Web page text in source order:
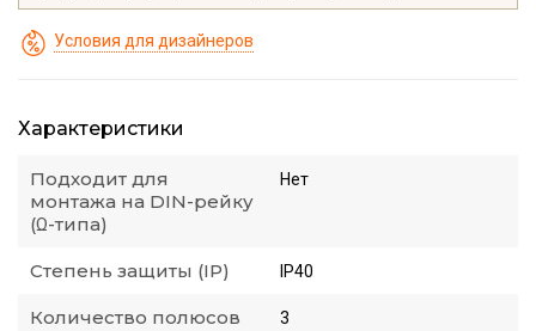
Условия для дизайнеров
Характеристики
Подходит для
монтажа на DIN-рейку
(Ω-типа)
Нет
Степень защиты (IP) IP40
Количество полюсов 3